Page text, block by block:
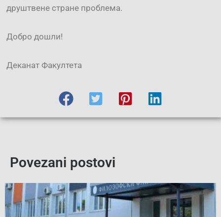
друштвене стране проблема.
Добро дошли!
Деканат Факултета
Povezani postovi